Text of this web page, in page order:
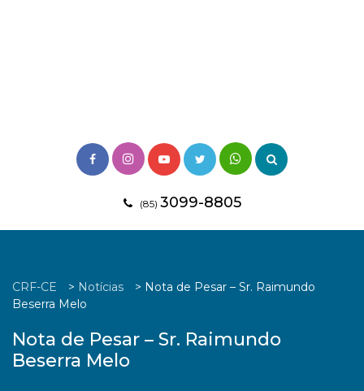
(85) 3099-8805
CRF-CE > Notícias > Nota de Pesar – Sr. Raimundo
Beserra Melo
Nota de Pesar – Sr. Raimundo
Beserra Melo